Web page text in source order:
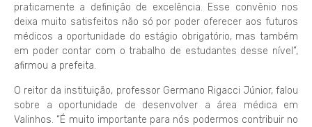
praticamente a definição de excelência. Esse convênio nos
deixa muito satisfeitos não só por poder oferecer aos futuros
médicos a oportunidade do estágio obrigatório, mas também
em poder contar com o trabalho de estudantes desse nível”,
afirmou a prefeita.
O reitor da instituição, professor Germano Rigacci Júnior, falou
sobre a oportunidade de desenvolver a área médica em
Valinhos. “É muito importante para nós podermos contribuir no